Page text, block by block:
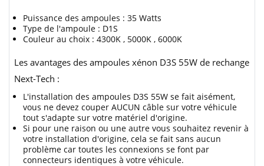
Puissance des ampoules : 35 Watts
Type de l'ampoule : D1S
Couleur au choix : 4300K , 5000K , 6000K
Les avantages des ampoules xénon D3S 55W de rechange
Next-Tech :
L'installation des ampoules D3S 55W se fait aisément,
vous ne devez couper AUCUN câble sur votre véhicule
tout s'adapte sur votre matériel d'origine.
Si pour une raison ou une autre vous souhaitez revenir à
votre installation d'origine, cela se fait sans aucun
problème car toutes les connexions se font par
connecteurs identiques à votre véhicule.